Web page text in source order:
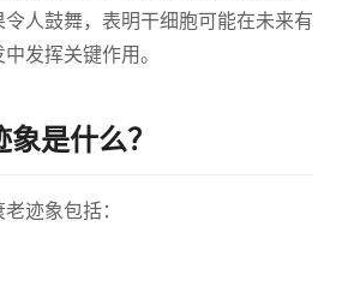
人鼓舞，表明干细胞可能在未来有
发挥关键作用。
是什么？
迹象包括：